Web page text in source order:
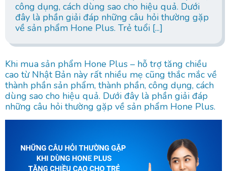
công dụng, cách dùng sao cho hiệu quả. Dưới
đây là phần giải đáp những câu hỏi thường gặp
về sản phẩm Hone Plus. Trẻ tuổi [...]
Khi mua sản phẩm Hone Plus – hỗ trợ tăng chiều
cao từ Nhật Bản này rất nhiều mẹ cũng thắc mắc về
thành phần sản phẩm, thành phần, công dụng, cách
dùng sao cho hiệu quả. Dưới đây là phần giải đáp
những câu hỏi thường gặp về sản phẩm Hone Plus.